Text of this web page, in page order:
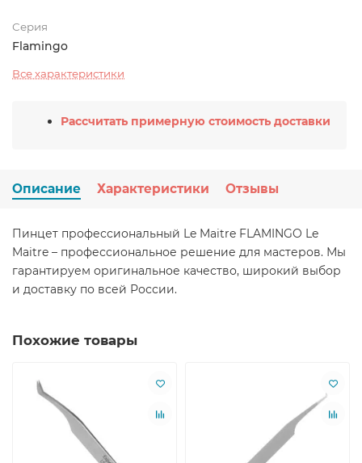
Серия
Flamingo
Все характеристики
Рассчитать примерную стоимость доставки
Описание Характеристики Отзывы
Пинцет профессиональный Le Maitre FLAMINGO Le
Maitre – профессиональное решение для мастеров. Мы
гарантируем оригинальное качество, широкий выбор
и доставку по всей России.
Похожие товары